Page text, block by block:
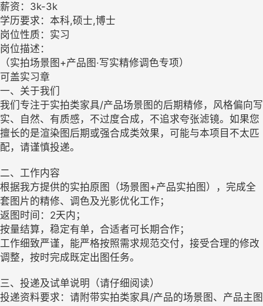
薪资：3k-3k
学历要求：本科,硕士,博士
岗位性质：实习
岗位描述：
（实拍场景图+产品图·写实精修调色专项）
可盖实习章
一、关于我们
我们专注于实拍类家具/产品场景图的后期精修，风格偏向写
实、自然、有质感，不过度合成，不追求夸张滤镜。如果您
擅长的是渲染图后期或强合成类效果，可能与本项目不太匹
配，请谨慎投递。
二、工作内容
根据我方提供的实拍原图（场景图+产品实拍图），完成全
套图片的精修、调色及光影优化工作；
返图时间：2天内；
按量结算，稳定有单，合适者可长期合作；
工作细致严谨，能严格按照需求规范交付，接受合理的修改
调整，按时完成既定出图任务。
三、投递及试单说明（请仔细阅读）
投递资料要求：请附带实拍类家具/产品的场景图、产品主图